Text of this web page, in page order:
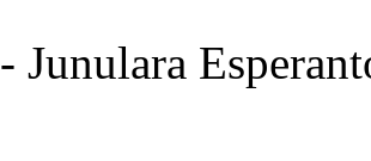
- Junulara